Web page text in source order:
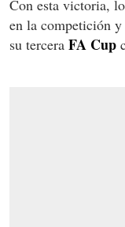
Con esta victoria,
en la competición
su tercera FA Cup